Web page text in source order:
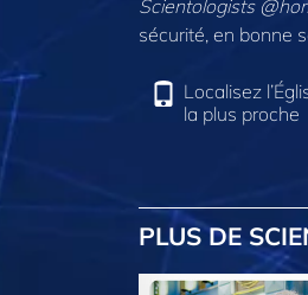
Scientologists
sécurité, en bonne
Localisez
la plus proche
PLUS DE